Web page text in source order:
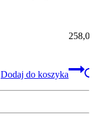
Dodaj do koszyka